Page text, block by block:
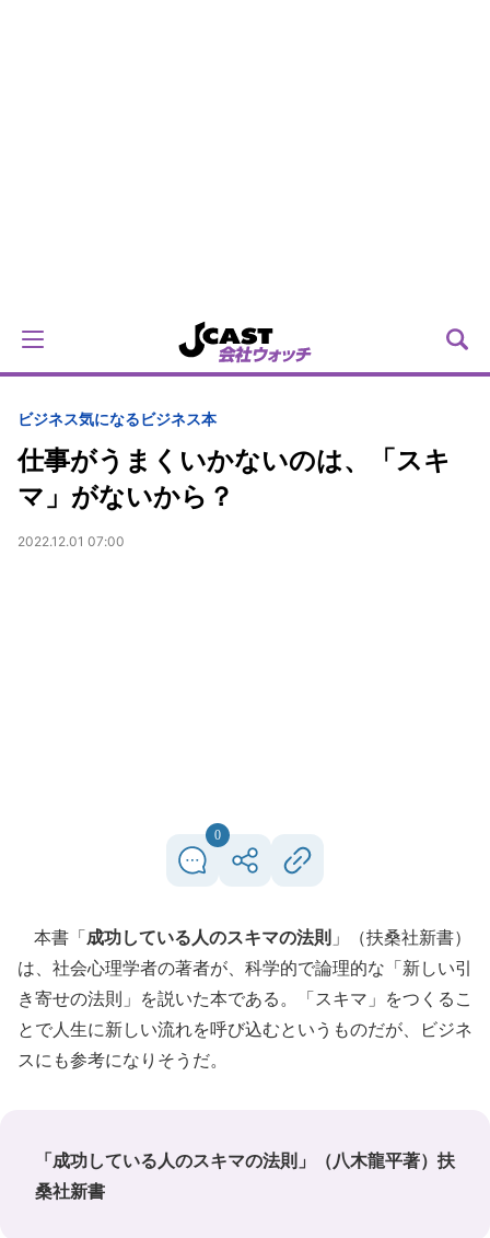
ビジネス気になるビジネス本
仕事がうまくいかないのは、「スキ
マ」がないから？
2022.12.01 07:00
0
本書「成功している人のスキマの法則 」（扶桑社新書）
は、社会心理学者の著者が、科学的で論理的な「新しい引
き寄せの法則」を説いた本である。「スキマ」をつくるこ
とで人生に新しい流れを呼び込むというものだが、ビジネ
スにも参考になりそうだ。
「成功している人のスキマの法則」（八木龍平著）扶
桑社新書